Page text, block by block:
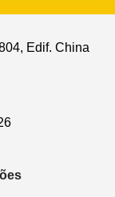
Edif. China